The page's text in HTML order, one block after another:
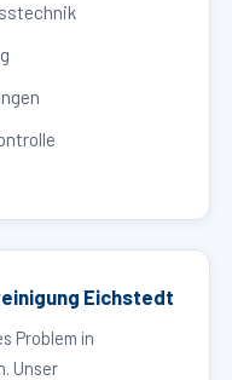
Eichstedt
Problem in
Unser